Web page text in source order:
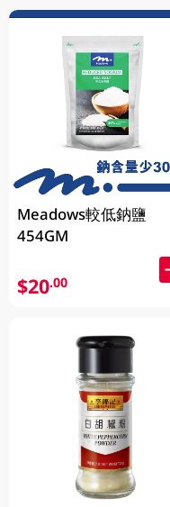
Meadows較低鈉鹽
454GM
$20.00